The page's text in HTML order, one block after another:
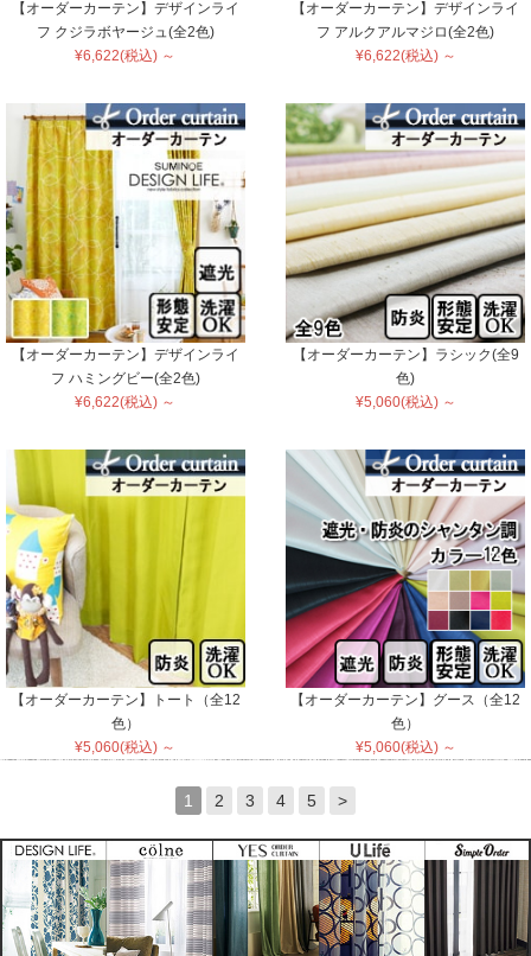
【オーダーカーテン】デザインライ
フ クジラボヤージュ(全2色)
¥6,622(税込) ～
【オーダーカーテン】デザインライ
フ アルクアルマジロ(全2色)
¥6,622(税込) ～
【オーダーカーテン】デザインライ
フ ハミングビー(全2色)
¥6,622(税込) ～
【オーダーカーテン】ラシック(全9
色)
¥5,060(税込) ～
【オーダーカーテン】トート（全12
色）
¥5,060(税込) ～
【オーダーカーテン】グース（全12
色）
¥5,060(税込) ～
1 2 3 4 5 >